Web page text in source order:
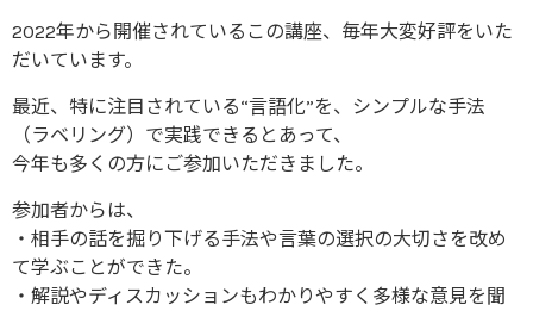
2022年から開催されているこの講座、毎年大変好評をいた
だいています。
最近、特に注目されている“言語化”を、シンプルな手法
（ラベリング）で実践できるとあって、
今年も多くの方にご参加いただきました。
参加者からは、
・相手の話を掘り下げる手法や言葉の選択の大切さを改め
て学ぶことができた。
・解説やディスカッションもわかりやすく多様な意見を聞